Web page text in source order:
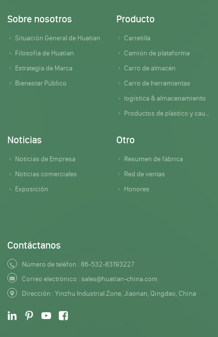
Sobre nosotros
Situación General de Huatian
Filosofía de Huatian
Estrategia de Marca
Bienestar Público
Producto
Carretilla
Camión de plataforma
Carro de almacén
Carro de herramientas
logística & almacenamiento
Productos de plástico y caucho
Noticias
Noticias de Empresa
Noticias comerciales
Exposición
Otro
Resumen de fábrica
Red de ventas
Honores
Contáctanos
Número de teléfon : 86-532-83193227
Correo electrónico :sales@huatian-china.com
Dirección : Yinzhu Industrial Zone, Jiaonan, Qingdao, China